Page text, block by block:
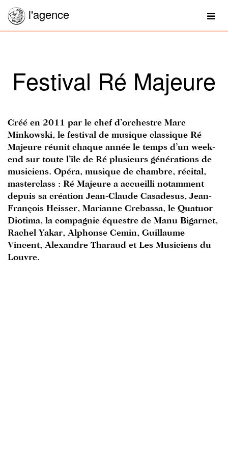
l'agence
Festival Ré Majeure
Créé en 2011 par le chef d’orchestre Marc
Minkowski, le festival de musique classique Ré
Majeure réunit chaque année le temps d’un week-
end sur toute l’île de Ré plusieurs générations de
musiciens. Opéra, musique de chambre, récital,
masterclass : Ré Majeure a accueilli notamment
depuis sa création Jean-Claude Casadesus, Jean-
François Heisser, Marianne Crebassa, le Quatuor
Diotima, la compagnie équestre de Manu Bigarnet,
Rachel Yakar, Alphonse Cemin, Guillaume
Vincent, Alexandre Tharaud et Les Musiciens du
Louvre.